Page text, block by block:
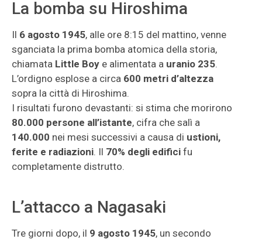
La bomba su Hiroshima
Il 6 agosto 1945, alle ore 8:15 del mattino, venne
sganciata la prima bomba atomica della storia,
chiamata Little Boy e alimentata a uranio 235.
L’ordigno esplose a circa 600 metri d’altezza
sopra la città di Hiroshima.
I risultati furono devastanti: si stima che morirono
80.000 persone all’istante, cifra che salì a
140.000 nei mesi successivi a causa di ustioni,
ferite e radiazioni. Il 70% degli edifici fu
completamente distrutto.
L’attacco a Nagasaki
Tre giorni dopo, il 9 agosto 1945, un secondo